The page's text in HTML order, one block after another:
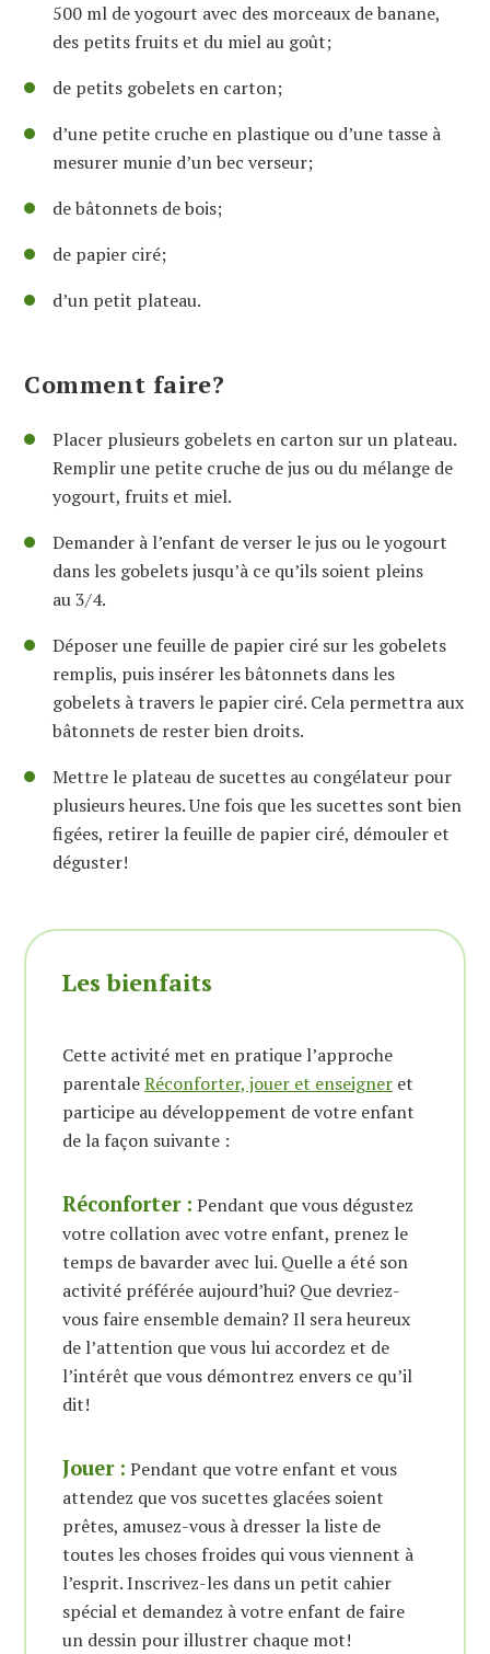
500 ml de yogourt avec des morceaux de banane,
des petits fruits et du miel au goût;
de petits gobelets en carton;
d’une petite cruche en plastique ou d’une tasse à
mesurer munie d’un bec verseur;
de bâtonnets de bois;
de papier ciré;
d’un petit plateau.
Comment faire?
Placer plusieurs gobelets en carton sur un plateau.
Remplir une petite cruche de jus ou du mélange de
yogourt, fruits et miel.
Demander à l’enfant de verser le jus ou le yogourt
dans les gobelets jusqu’à ce qu’ils soient pleins
au 3/4.
Déposer une feuille de papier ciré sur les gobelets
remplis, puis insérer les bâtonnets dans les
gobelets à travers le papier ciré. Cela permettra aux
bâtonnets de rester bien droits.
Mettre le plateau de sucettes au congélateur pour
plusieurs heures. Une fois que les sucettes sont bien
figées, retirer la feuille de papier ciré, démouler et
déguster!
Les bienfaits
Cette activité met en pratique l’approche
parentaleRéconforter, jouer et enseigner et
participe au développement de votre enfant
de la façon suivante :
Réconforter : Pendant que vous dégustez
votre collation avec votre enfant, prenez le
temps de bavarder avec lui. Quelle a été son
activité préférée aujourd’hui? Que devriez-
vous faire ensemble demain? Il sera heureux
de l’attention que vous lui accordez et de
l’intérêt que vous démontrez envers ce qu’il
dit!
Jouer : Pendant que votre enfant et vous
attendez que vos sucettes glacées soient
prêtes, amusez-vous à dresser la liste de
toutes les choses froides qui vous viennent à
l’esprit. Inscrivez-les dans un petit cahier
spécial et demandez à votre enfant de faire
un dessin pour illustrer chaque mot!